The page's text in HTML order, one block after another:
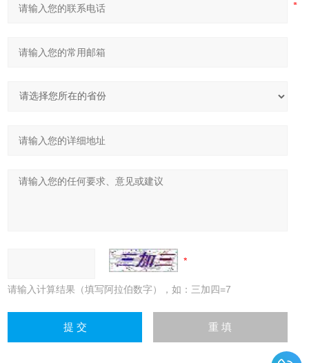
请输入计算结果（填写阿拉伯数字），如：三加四=7